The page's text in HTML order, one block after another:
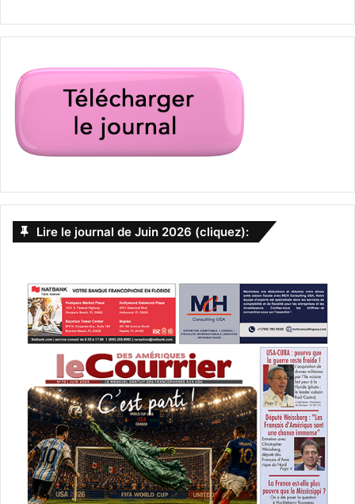
Lire le journal de Juin 2026 (cliquez):